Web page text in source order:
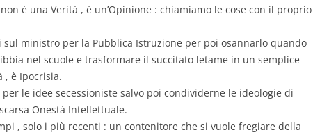
non è una Verità , è un’Opinione : chiamiamo le cose con il proprio
sul ministro per la Pubblica Istruzione per poi osannarlo quando
nel scuole e trasformare il succitato letame in un semplice
, è Ipocrisia.
le idee secessioniste salvo poi condividerne le ideologie di
Onestà Intellettuale.
, solo i più recenti : un contenitore che si vuole fregiare della